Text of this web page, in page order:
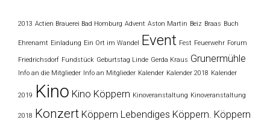
2013 Actien Brauerei Bad Homburg Advent Aston Martin Beiz Braas Buch
Ehrenamt Einladung Ein Ort im Wandel Event Fest Feuerwehr Forum
Friedrichsdorf Fundstück Geburtstag Linde Gerda Kraus Grunermühle
Info an die Mitglieder Info an Mitglieder Kalender Kalender 2018 Kalender
2019 Kino Kino Köppern Kinoveranstaltung Kinoveranstaltung
2018 Konzert Köppern Lebendiges Köppern. Köppern